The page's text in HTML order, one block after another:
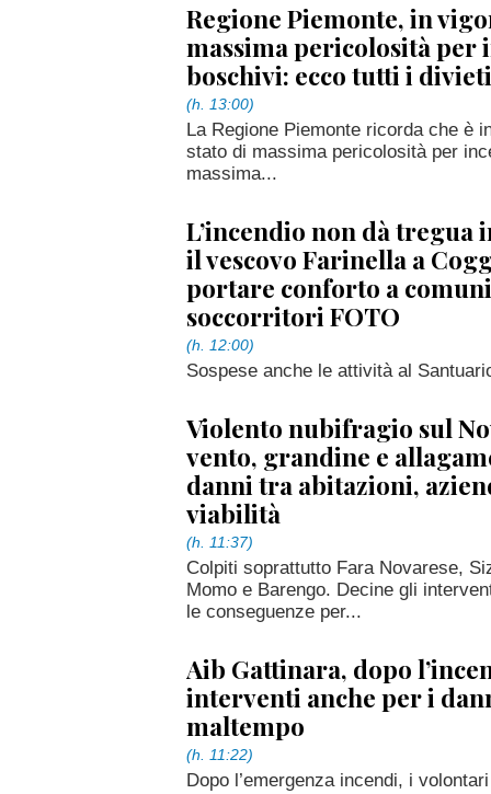
Regione Piemonte, in
massima pericolosità per
boschivi: ecco tutti i
(h. 13:00)
La Regione Piemonte ricorda che è
stato di massima pericolosità per
massima...
L’incendio non dà tregua
il vescovo Farinella a
portare conforto a
soccorritori FOTO
(h. 12:00)
Sospese anche le attività al
Violento nubifragio sul
vento, grandine e
danni tra abitazioni,
viabilità
(h. 11:37)
Colpiti soprattutto Fara Novarese,
Momo e Barengo. Decine gli
le conseguenze per...
Aib Gattinara, dopo
interventi anche per i
maltempo
(h. 11:22)
Dopo l’emergenza incendi, i